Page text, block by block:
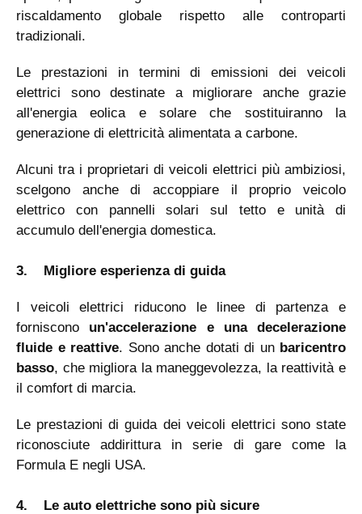
riscaldamento globale rispetto alle controparti
tradizionali.
Le prestazioni in termini di emissioni dei veicoli
elettrici sono destinate a migliorare anche grazie
all'energia eolica e solare che sostituiranno la
generazione di elettricità alimentata a carbone.
Alcuni tra i proprietari di veicoli elettrici più ambiziosi,
scelgono anche di accoppiare il proprio veicolo
elettrico con pannelli solari sul tetto e unità di
accumulo dell'energia domestica.
3. Migliore esperienza di guida
I veicoli elettrici riducono le linee di partenza e
forniscono un'accelerazione e una decelerazione
fluide e reattive. Sono anche dotati di un baricentro
basso, che migliora la maneggevolezza, la reattività e
il comfort di marcia.
Le prestazioni di guida dei veicoli elettrici sono state
riconosciute addirittura in serie di gare come la
Formula E negli USA.
4. Le auto elettriche sono più sicure